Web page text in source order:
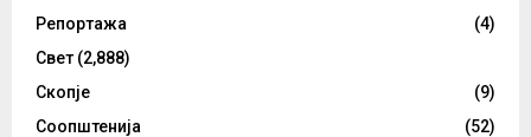
Репортажа
(4)
Свет (2,888)
Скопје
(9)
Соопштенија
(52)